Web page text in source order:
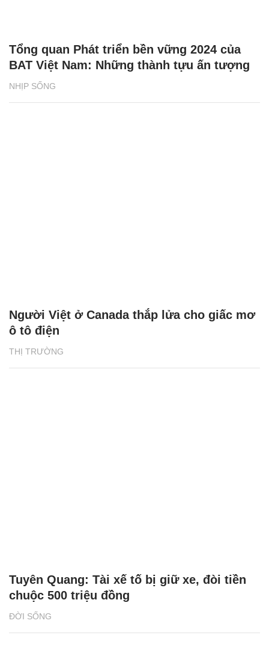
NHỊP SỐNG
Tổng quan Phát triển bền vững 2024 của
BAT Việt Nam: Những thành tựu ấn tượng
THỊ TRƯỜNG
Người Việt ở Canada thắp lửa cho giấc mơ
ô tô điện
ĐỜI SỐNG
Tuyên Quang: Tài xế tố bị giữ xe, đòi tiền
chuộc 500 triệu đồng